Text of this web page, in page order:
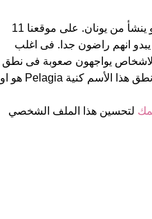
Pelagia هو اسم فتاة. الأسم شكل من أشكال Pelagius و ينشأ من يونان. على موقعنا 11
الأشخاص بأسم Pelagia (قدر اسمائهم ب 4.5 نجمة من 5 يبدو انهم راضون جدا. فى اغلب
الاشخاص يواجهون صعوبة فى نطق
بعض الاسماء. متحدثون اللغة الانجليزية يمكن ان يعانو فى نطق هذا الأسم كنية Pelagia هو او
لتحسين هذا الملف الشخصي